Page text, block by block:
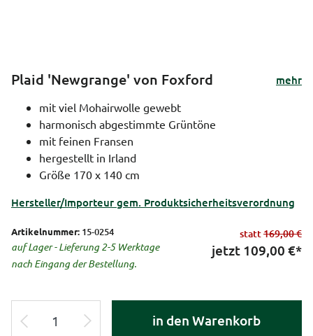
Plaid 'Newgrange' von Foxford
mehr
mit viel Mohairwolle gewebt
harmonisch abgestimmte Grüntöne
mit feinen Fransen
hergestellt in Irland
Größe 170 x 140 cm
Hersteller/Importeur gem. Produktsicherheitsverordnung
Artikelnummer: 15-0254
auf Lager - Lieferung 2-5 Werktage
nach Eingang der Bestellung.
statt169,00 €
jetzt 109,00 €*
in den Warenkorb